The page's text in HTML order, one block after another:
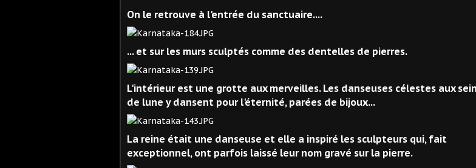
On le retrouve à l'entrée du sanctuaire....
... et sur les murs sculptés comme des dentelles de pierres.
L'intérieur est une grotte aux merveilles. Les danseuses célestes aux
de lune y dansent pour l'éternité, parées de bijoux...
La reine était une danseuse et elle a inspiré les sculpteurs qui, fait
exceptionnel, ont parfois laissé leur nom gravé sur la pierre.